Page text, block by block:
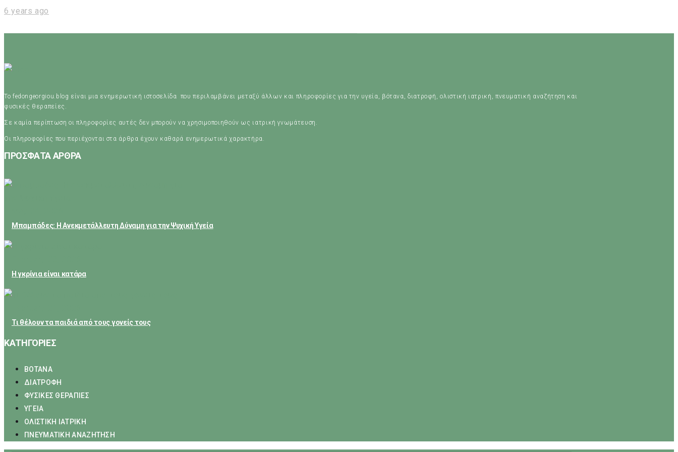
6 years ago
Το fedongeorgiou.blog είναι μια ενημερωτική ιστοσελίδα που περιλαμβάνει μεταξύ άλλων και πληροφορίες για την υγεία, βότανα, διατροφή, ολιστική ιατρική, πνευματική αναζήτηση και
φυσικές θεραπείες.
Σε καμία περίπτωση οι πληροφορίες αυτές δεν μπορούν να χρησιμοποιηθούν ως ιατρική γνωμάτευση.
Οι πληροφορίες που περιέχονται στα άρθρα έχουν καθαρά ενημερωτικά χαρακτήρα.
ΠΡΟΣΦΑΤΑ ΑΡΘΡΑ
Μπαμπάδες: Η Ανεκμετάλλευτη Δύναμη για την Ψυχική Υγεία
Η γκρίνια είναι κατάρα
Τι θέλουν τα παιδιά από τους γονείς τους
ΚΑΤΗΓΟΡΙΕΣ
ΒΟΤΑΝΑ
ΔΙΑΤΡΟΦΗ
ΦΥΣΙΚΕΣ ΘΕΡΑΠΙΕΣ
ΥΓΕΙΑ
ΟΛΙΣΤΙΚΗ ΙΑΤΡΙΚΗ
ΠΝΕΥΜΑΤΙΚΗ ΑΝΑΖΗΤΗΣΗ